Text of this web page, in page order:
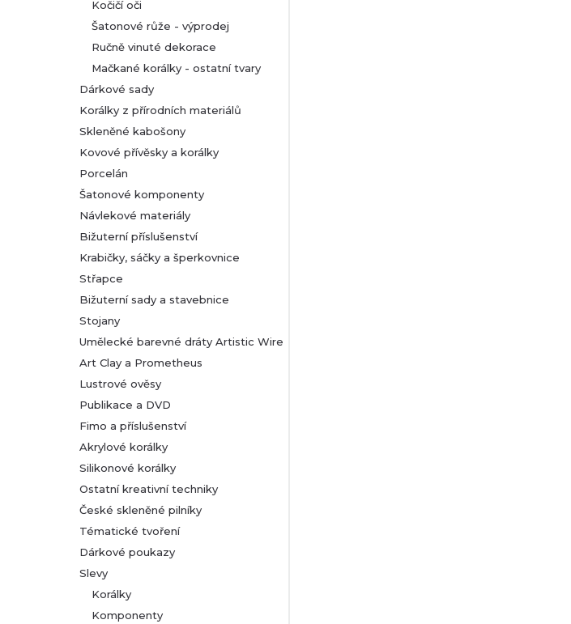
Kočičí oči
Šatonové růže - výprodej
Ručně vinuté dekorace
Mačkané korálky - ostatní tvary
Dárkové sady
Korálky z přírodních materiálů
Skleněné kabošony
Kovové přívěsky a korálky
Porcelán
Šatonové komponenty
Návlekové materiály
Bižuterní příslušenství
Krabičky, sáčky a šperkovnice
Střapce
Bižuterní sady a stavebnice
Stojany
Umělecké barevné dráty Artistic Wire
Art Clay a Prometheus
Lustrové ověsy
Publikace a DVD
Fimo a příslušenství
Akrylové korálky
Silikonové korálky
Ostatní kreativní techniky
České skleněné pilníky
Tématické tvoření
Dárkové poukazy
Slevy
Korálky
Komponenty